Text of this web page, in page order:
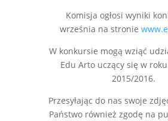
Komisja ogłosi wyniki
września na stronie
W konkursie mogą wziąć
Edu Arto uczący się w
2015/2016.
Przesyłając do nas swoje
Państwo również zgodę na